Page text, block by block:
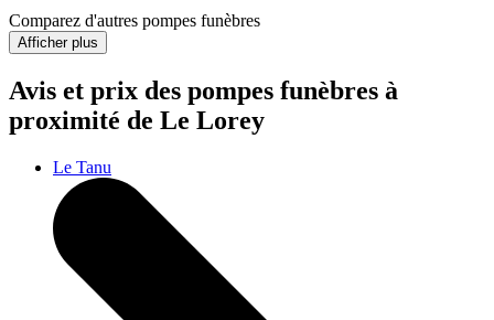
Comparez d'autres pompes funèbres
Afficher plus
Avis et prix des pompes funèbres à
proximité de Le Lorey
Le Tanu